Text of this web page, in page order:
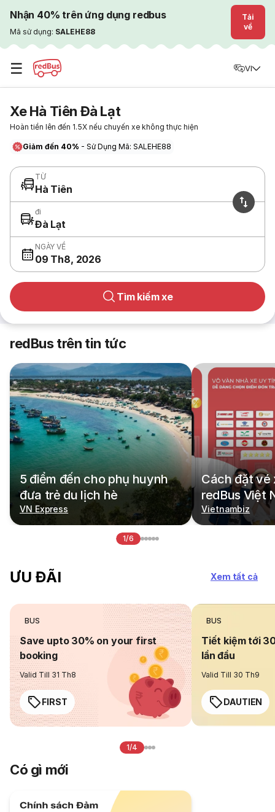
Nhận 40% trên ứng dụng redbus
Mã sử dụng: SALEHE88
Tải
về
☰ VI
Xe Hà Tiên Đà Lạt
Hoàn tiền lên đến 1.5X nếu chuyến xe không thực hiện
Giảm đến 40% - Sử Dụng Mã: SALEHE88
TỪ
Hà Tiên
đi
Đà Lạt
NGÀY VỀ
09 Th8, 2026
Tìm kiếm xe
redBus trên tin tức
5 điểm đến cho phụ huynh
đưa trẻ du lịch hè
VN Express
Cách đặt vé
redBus Việt
Vietnambiz
1/6
ƯU ĐÃI Xem tất cả
BUS
Save upto 30% on your first
booking
Valid Till 31 Th8
FIRST
BUS
Tiết kiệm tới
lần đầu
Valid Till 30 Th9
DAUTIEN
1/4
Có gì mới